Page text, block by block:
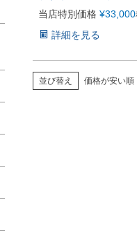
当店特別価格 ¥33,000
詳細を見る
並び替え 価格が安い順